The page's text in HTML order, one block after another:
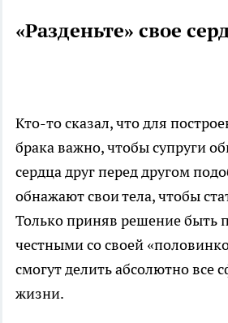
«Разденьте» свое
Кто-то сказал, что для
брака важно, чтобы супруги
сердца друг перед другом
обнажают свои тела, чтобы
Только приняв решение быть
честными со своей
смогут делить абсолютно все
жизни.